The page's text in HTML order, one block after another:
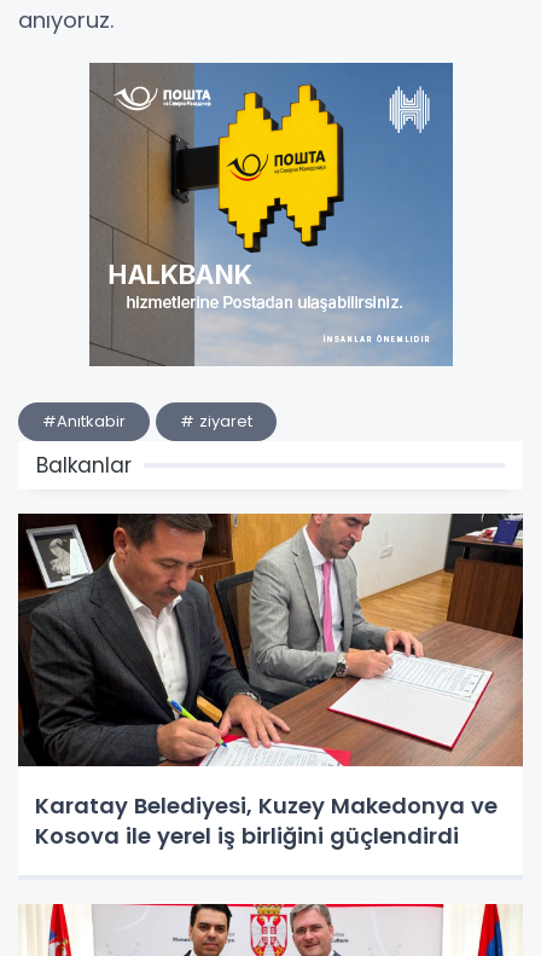
anıyoruz.
#Anıtkabir # ziyaret
Balkanlar
Karatay Belediyesi, Kuzey Makedonya ve
Kosova ile yerel iş birliğini güçlendirdi